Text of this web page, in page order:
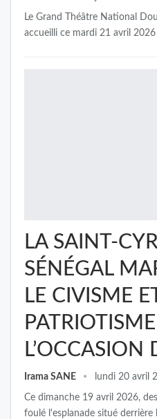
Le Grand Théâtre National
accueilli ce mardi 21 avril
LA SAINT-
SÉNÉGAL
LE CIVISME
L’OCCASION
Irama SANE lundi 20 avril
Ce dimanche 19 avril 2026,
foulé l'esplanade situé derrière